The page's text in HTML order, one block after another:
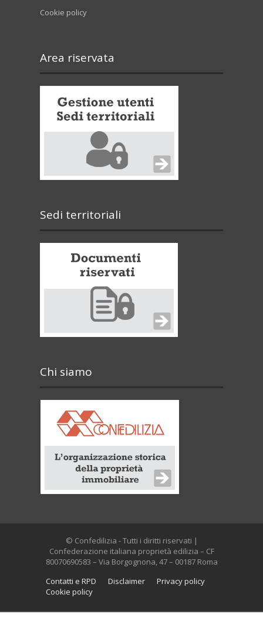
Cookie policy
Area riservata
Sedi territoriali
Chi siamo
© Confedilizia - Tutti i diritti riservati |
Confederazione italiana proprietà edilizia – CF
80070690583 – Via Borgognona, 47 – 00187 Roma
Contatti e RPD
Disclaimer
Privacy policy
Cookie policy